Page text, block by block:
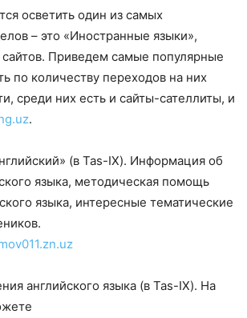
осветить один из самых
– это «Иностранные языки»,
Приведем самые популярные
по количеству переходов на них
среди них есть и сайты-сателлиты, и
.
(в Tas-IX). Информация об
языка, методическая помощь
языка, интересные тематические
английского языка (в Tas-IX). На